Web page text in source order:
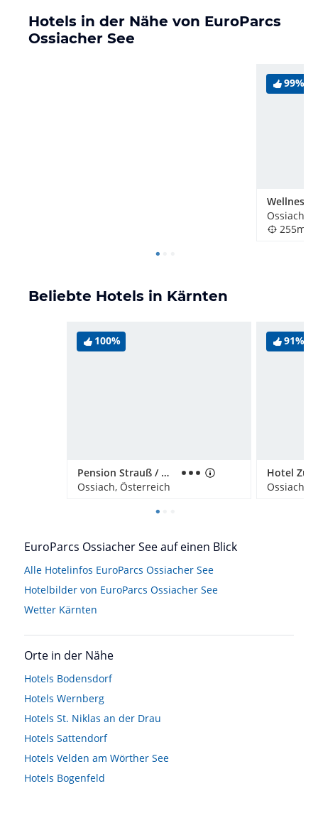
Hotels in der Nähe von EuroParcs
Ossiacher See
99%
Ossiach,
255m
Beliebte Hotels in Kärnten
100%
Pension Strauß / Haus Hannelore
Ossiach, Österreich
91%
Hotel Zur
Ossiach,
EuroParcs Ossiacher See auf einen Blick
Alle Hotelinfos EuroParcs Ossiacher See
Hotelbilder von EuroParcs Ossiacher See
Wetter Kärnten
Orte in der Nähe
Hotels Bodensdorf
Hotels Wernberg
Hotels St. Niklas an der Drau
Hotels Sattendorf
Hotels Velden am Wörther See
Hotels Bogenfeld